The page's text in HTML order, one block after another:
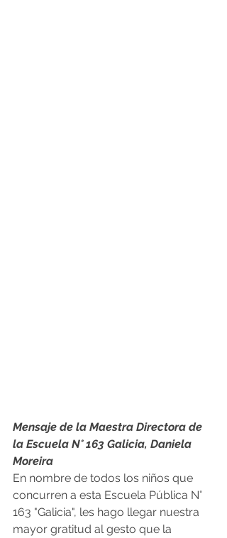
Mensaje de la Maestra Directora de
la Escuela N° 163 Galicia, Daniela
Moreira
En nombre de todos los niños que
concurren a esta Escuela Pública N°
163 "Galicia", les hago llegar nuestra
mayor gratitud al gesto que la